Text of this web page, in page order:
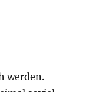
werden.